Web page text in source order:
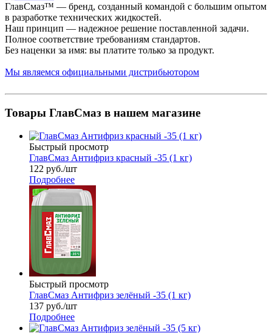
ГлавСмаз™ — бренд, созданный командой с большим опытом
в разработке технических жидкостей.
Наш принцип — надежное решение поставленной задачи.
Полное соответствие требованиям стандартов.
Без наценки за имя: вы платите только за продукт.
Мы являемся официальными дистрибьютором
Товары ГлавСмаз в нашем магазине
Быстрый просмотр
ГлавСмаз Антифриз красный -35 (1 кг)
122 руб./шт
Подробнее
Быстрый просмотр
ГлавСмаз Антифриз зелёный -35 (1 кг)
137 руб./шт
Подробнее